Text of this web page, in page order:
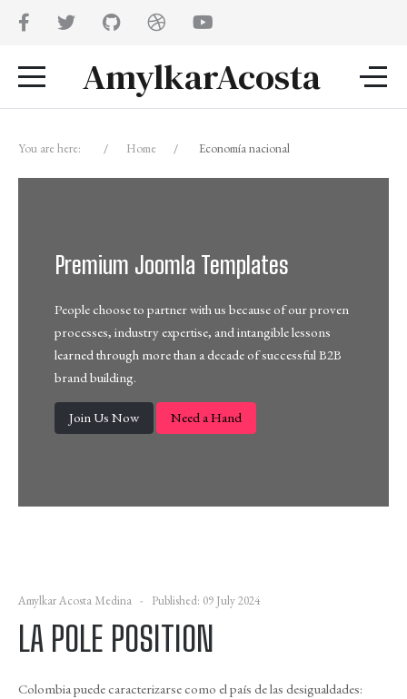
AmylkarAcosta
You are here: Home Economía nacional
Premium Joomla Templates
People choose to partner with us because of our proven
processes, industry expertise, and intangible lessons
learned through more than a decade of successful B2B
brand building.
Join Us Now Need a Hand
Amylkar Acosta Medina Published: 09 July 2024
LA POLE POSITION
Colombia puede caracterizarse como el país de las desigualdades: